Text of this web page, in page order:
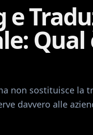
e
Qual
non sostituisce la
davvero alle